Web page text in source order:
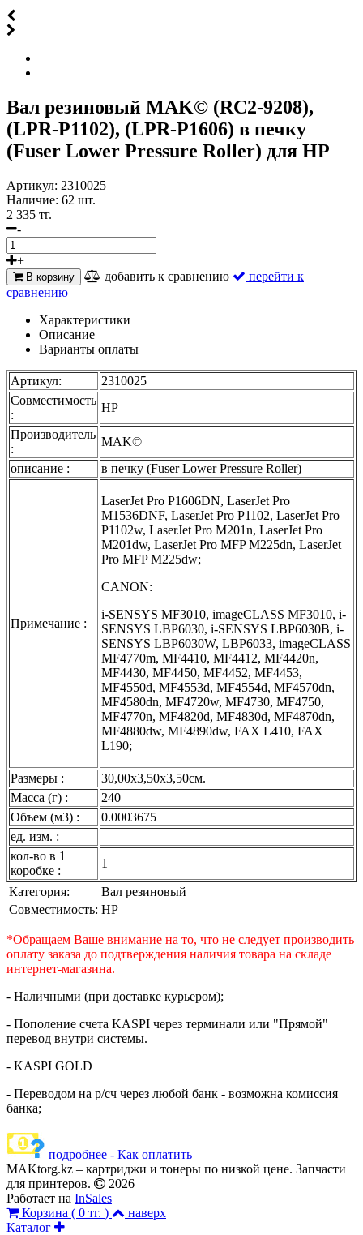
Вал резиновый MAK© (RC2-9208),
(LPR-P1102), (LPR-P1606) в печку
(Fuser Lower Pressure Roller) для HP
Артикул: 2310025
Наличие: 62 шт.
2 335 тг.
-
+
В корзину добавить к сравнению
перейти к
сравнению
Характеристики
Описание
Варианты оплаты
Артикул:
2310025
Совместимость
:
HP
Производитель
:
MAK©
описание :
в печку (Fuser Lower Pressure Roller)
Примечание :
LaserJet Pro P1606DN, LaserJet Pro
M1536DNF, LaserJet Pro P1102, LaserJet Pro
P1102w, LaserJet Pro M201n, LaserJet Pro
M201dw, LaserJet Pro MFP M225dn, LaserJet
Pro MFP M225dw;
CANON:
i-SENSYS MF3010, imageCLASS MF3010, i-
SENSYS LBP6030, i-SENSYS LBP6030B, i-
SENSYS LBP6030W, LBP6033, imageCLASS
MF4770m, MF4410, MF4412, MF4420n,
MF4430, MF4450, MF4452, MF4453,
MF4550d, MF4553d, MF4554d, MF4570dn,
MF4580dn, MF4720w, MF4730, MF4750,
MF4770n, MF4820d, MF4830d, MF4870dn,
MF4880dw, MF4890dw, FAX L410, FAX
L190;
Размеры :
30,00x3,50x3,50см.
Масса (г) :
240
Объем (м3) :
0.0003675
ед. изм. :
кол-во в 1
коробке :
1
Категория:
Вал резиновый
Совместимость: HP
*Обращаем Ваше внимание на то, что не следует производить
оплату заказа до подтверждения наличия товара на складе
интернет-магазина.
- Наличными (при доставке курьером);
- Пополение счета KASPI через терминали или "Прямой"
перевод внутри системы.
- KASPI GOLD
- Переводом на р/сч через любой банк - возможна комиссия
банка;
подробнее - Как оплатить
MAKtorg.kz – картриджи и тонеры по низкой цене. Запчасти
для принтеров.
2026
Работает на InSales
Корзина ( 0 тг. )
наверх
Каталог